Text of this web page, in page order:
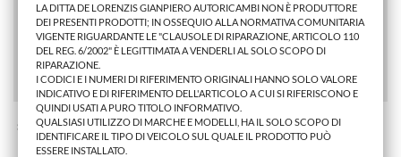
3,66 €
Stai Visualizzando 1 - 1 di 1 prodotto
LA DITTA DE LORENZIS GIANPIERO AUTORICAMBI NON È PRODUTTORE
DEI PRESENTI PRODOTTI; IN OSSEQUIO ALLA NORMATIVA COMUNITARIA
VIGENTE RIGUARDANTE LE "CLAUSOLE DI RIPARAZIONE, ARTICOLO 110
DEL REG. 6/2002" È LEGITTIMATA A VENDERLI AL SOLO SCOPO DI
RIPARAZIONE.
I CODICI E I NUMERI DI RIFERIMENTO ORIGINALI HANNO SOLO VALORE
INDICATIVO E DI RIFERIMENTO DELL'ARTICOLO A CUI SI RIFERISCONO E
QUINDI USATI A PURO TITOLO INFORMATIVO.
QUALSIASI UTILIZZO DI MARCHE E MODELLI, HA IL SOLO SCOPO DI
IDENTIFICARE IL TIPO DI VEICOLO SUL QUALE IL PRODOTTO PUÒ
ESSERE INSTALLATO.